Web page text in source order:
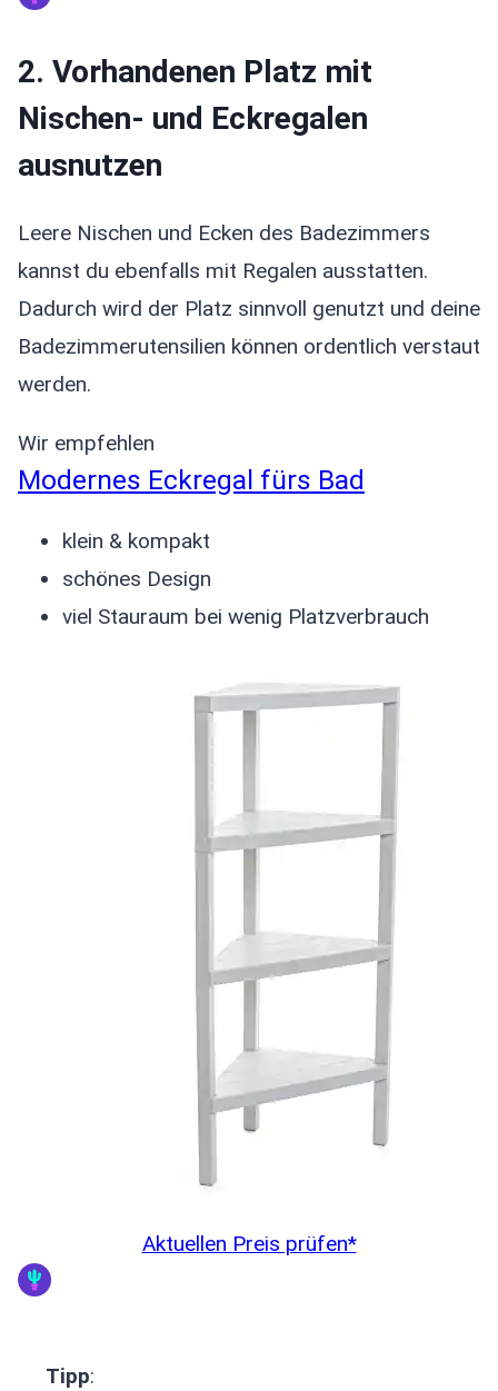
2. Vorhandenen Platz mit
Nischen- und Eckregalen
ausnutzen
Leere Nischen und Ecken des Badezimmers
kannst du ebenfalls mit Regalen ausstatten.
Dadurch wird der Platz sinnvoll genutzt und deine
Badezimmerutensilien können ordentlich verstaut
werden.
Wir empfehlen
Modernes Eckregal fürs Bad
klein & kompakt
schönes Design
viel Stauraum bei wenig Platzverbrauch
Aktuellen Preis prüfen*
Tipp: